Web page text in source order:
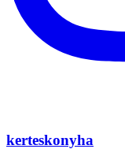
kerteskonyha